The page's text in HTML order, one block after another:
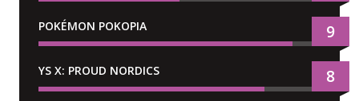
POKÉMON POKOPIA 9
YS X: PROUD NORDICS 8